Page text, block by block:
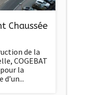
Chaussée
de la
COGEBAT
la